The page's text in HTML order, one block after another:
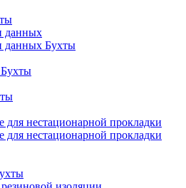
данных
данных Бухты
Бухты
для нестационарной прокладки
для нестационарной прокладки